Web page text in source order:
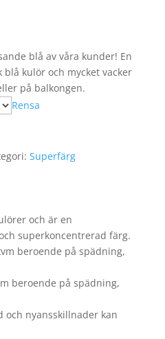
blå av våra kunder! En
kulör och mycket vacker
på balkongen.
Rensa
Superfärg
och är en
superkoncentrerad färg.
beroende på spädning,
beroende på spädning,
och nyansskillnader kan